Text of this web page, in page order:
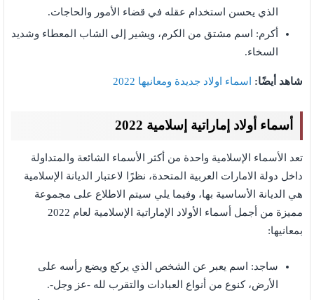
الذي يحسن استخدام عقله في قضاء الأمور والحاجات.
أكرم: اسم مشتق من الكرم، ويشير إلى الشاب المعطاء وشديد
السخاء.
شاهد أيضًا: اسماء اولاد جديدة ومعانيها 2022
أسماء أولاد إماراتية إسلامية 2022
تعد الأسماء الإسلامية واحدة من أكثر الأسماء الشائعة والمتداولة
داخل دولة الامارات العربية المتحدة، نظرًا لاعتبار الديانة الإسلامية
هي الديانة الأساسية بها، وفيما يلي سيتم الاطلاع على مجموعة
مميزة من أجمل أسماء الأولاد الإماراتية الإسلامية لعام 2022
بمعانيها:
ساجد: اسم يعبر عن الشخص الذي يركع ويضع رأسه على
الأرض، كنوع من أنواع العبادات والتقرب لله -عز وجل-.